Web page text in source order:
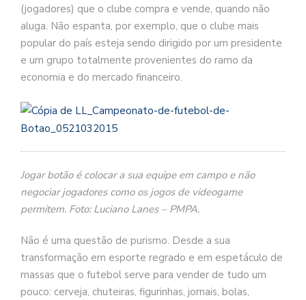
(jogadores) que o clube compra e vende, quando não
aluga. Não espanta, por exemplo, que o clube mais
popular do país esteja sendo dirigido por um presidente
e um grupo totalmente provenientes do ramo da
economia e do mercado financeiro.
Jogar botão é colocar a sua equipe em campo e não
negociar jogadores como os jogos de videogame
permitem. Foto: Luciano Lanes – PMPA.
Não é uma questão de purismo. Desde a sua
transformação em esporte regrado e em espetáculo de
massas que o futebol serve para vender de tudo um
pouco: cerveja, chuteiras, figurinhas, jornais, bolas,